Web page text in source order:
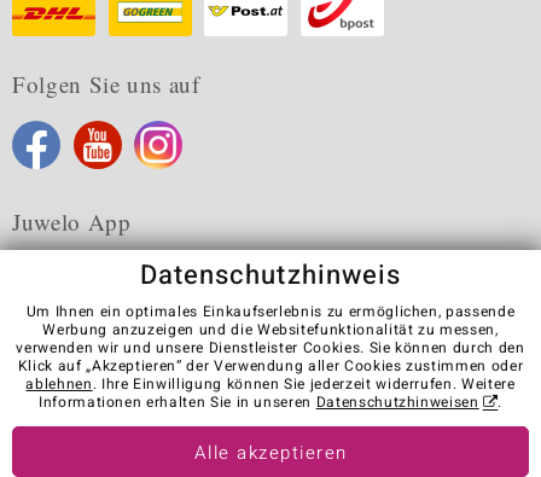
Folgen Sie uns auf
Juwelo App
Karriere AGB Datenschutz Cookies
Impressum
Kontakt
Vertrag widerrufen
Visit our stores in other countries:
Datenschutzhinweis
Um Ihnen ein optimales Einkaufserlebnis zu ermöglichen, passende
Werbung anzuzeigen und die Websitefunktionalität zu messen,
verwenden wir und unsere Dienstleister Cookies. Sie können durch den
Klick auf „Akzeptieren“ der Verwendung aller Cookies zustimmen oder
ablehnen. Ihre Einwilligung können Sie jederzeit widerrufen. Weitere
Informationen erhalten Sie in unseren Datenschutzhinweisen .
Alle akzeptieren